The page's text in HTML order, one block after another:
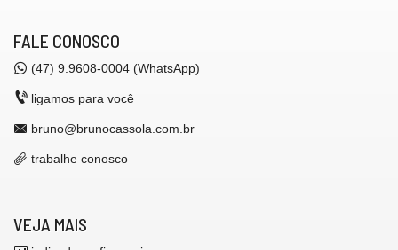
FALE CONOSCO
(47) 9.9608-0004 (WhatsApp)
ligamos para você
bruno@brunocassola.com.br
trabalhe conosco
VEJA MAIS